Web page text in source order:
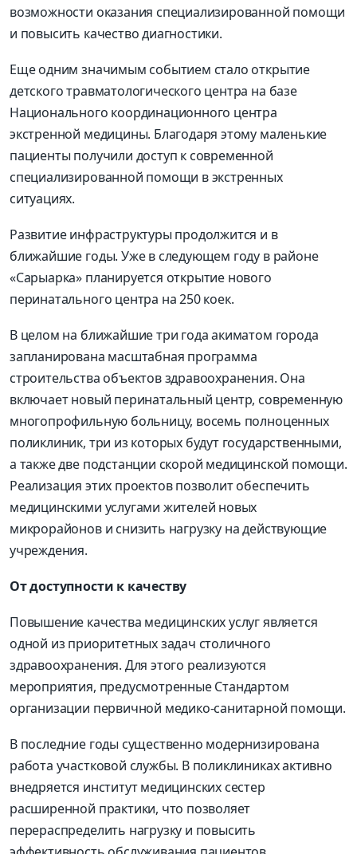
возможности оказания специализированной помощи
и повысить качество диагностики.
Еще одним значимым событием стало открытие
детского травматологического центра на базе
Национального координационного центра
экстренной медицины. Благодаря этому маленькие
пациенты получили доступ к современной
специализированной помощи в экстренных
ситуациях.
Развитие инфраструктуры продолжится и в
ближайшие годы. Уже в следующем году в районе
«Сарыарка» планируется открытие нового
перинатального центра на 250 коек.
В целом на ближайшие три года акиматом города
запланирована масштабная программа
строительства объектов здравоохранения. Она
включает новый перинатальный центр, современную
многопрофильную больницу, восемь полноценных
поликлиник, три из которых будут государственными,
а также две подстанции скорой медицинской помощи.
Реализация этих проектов позволит обеспечить
медицинскими услугами жителей новых
микрорайонов и снизить нагрузку на действующие
учреждения.
От доступности к качеству
Повышение качества медицинских услуг является
одной из приоритетных задач столичного
здравоохранения. Для этого реализуются
мероприятия, предусмотренные Стандартом
организации первичной медико-санитарной помощи.
В последние годы существенно модернизирована
работа участковой службы. В поликлиниках активно
внедряется институт медицинских сестер
расширенной практики, что позволяет
перераспределить нагрузку и повысить